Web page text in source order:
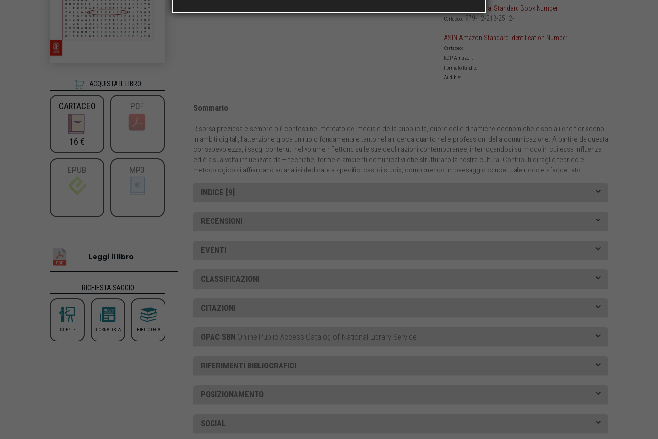
ACQUISTA IL LIBRO
CARTACEO
16 €
PDF
EPUB MP3
Leggi il libro
RICHIESTA SAGGIO
DOCENTE GIORNALISTA BIBLIOTECA
ISBN International Standard Book Number
Cartaceo: 979-12-218-2512-1
ASIN Amazon Standard Identification Number
Cartaceo:
KDP Amazon:
Formato Kindle:
Audible:
Sommario
Risorsa preziosa e sempre più contesa nel mercato dei media e della pubblicità, cuore delle dinamiche economiche e sociali che fioriscono
in ambiti digitali, l’attenzione gioca un ruolo fondamentale tanto nella ricerca quanto nelle professioni della comunicazione. A partire da questa
consapevolezza, i saggi contenuti nel volume riflettono sulle sue declinazioni contemporanee, interrogandosi sul modo in cui essa influenza —
ed è a sua volta influenzata da — tecniche, forme e ambienti comunicativi che strutturano la nostra cultura. Contributi di taglio teorico e
metodologico si affiancano ad analisi dedicate a specifici casi di studio, componendo un paesaggio concettuale ricco e sfaccettato.
INDICE [9]
RECENSIONI
EVENTI
CLASSIFICAZIONI
CITAZIONI
OPAC SBN Online Public Access Catalog of National Library Service
RIFERIMENTI BIBLIOGRAFICI
POSIZIONAMENTO
SOCIAL